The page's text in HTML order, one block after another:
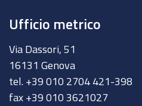
Ufficio metrico
Via Dassori, 51
16131 Genova
tel. +39 010 2704 421-398
fax +39 010 3621027